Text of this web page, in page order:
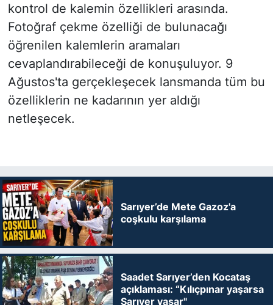
kontrol de kalemin özellikleri arasında.
Fotoğraf çekme özelliği de bulunacağı
öğrenilen kalemlerin aramaları
cevaplandırabileceği de konuşuluyor. 9
Ağustos'ta gerçekleşecek lansmanda tüm bu
özelliklerin ne kadarının yer aldığı
netleşecek.
Sarıyer’de Mete Gazoz'a
coşkulu karşılama
Saadet Sarıyer’den Kocataş
açıklaması: “Kılıçpınar yaşarsa
Sarıyer yaşar"